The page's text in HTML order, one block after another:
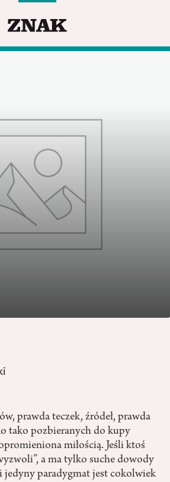
prawda teczek, źródeł, prawda
tako pozbieranych do kupy
miłością. Jeśli ktoś
a ma tylko suche dowody
jedyny paradygmat jest cokolwiek